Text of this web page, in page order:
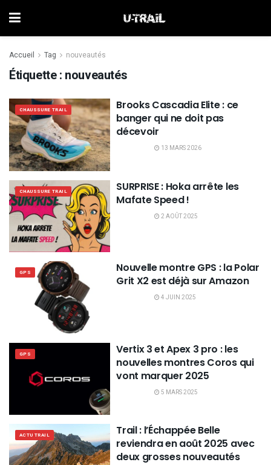
Accueil Tag nouveautés
Étiquette : nouveautés
CHAUSSURE TRAIL
Brooks Cascadia Elite : ce
banger qui ne doit pas
décevoir
13 MARS 2026
CHAUSSURE TRAIL
SURPRISE : Hoka arrête les
Mafate Speed !
2 AOÛT 2025
GPS
Nouvelle montre GPS : la Polar
Grit X2 est déjà sur Amazon
4 JUIN 2025
GPS
Vertix 3 et Apex 3 pro : les
nouvelles montres Coros qui
vont marquer 2025
5 MARS 2025
ACTU TRAIL
Trail : l’Échappée Belle
reviendra en août 2025 avec
deux grosses nouveautés